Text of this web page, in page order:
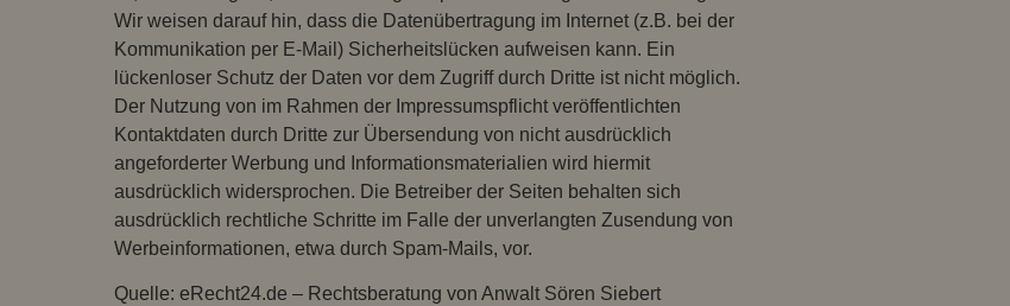
Wir weisen darauf hin, dass die Datenübertragung im Internet (z.B. bei der
Kommunikation per E-Mail) Sicherheitslücken aufweisen kann. Ein
lückenloser Schutz der Daten vor dem Zugriff durch Dritte ist nicht möglich.
Der Nutzung von im Rahmen der Impressumspflicht veröffentlichten
Kontaktdaten durch Dritte zur Übersendung von nicht ausdrücklich
angeforderter Werbung und Informationsmaterialien wird hiermit
ausdrücklich widersprochen. Die Betreiber der Seiten behalten sich
ausdrücklich rechtliche Schritte im Falle der unverlangten Zusendung von
Werbeinformationen, etwa durch Spam-Mails, vor.
Quelle: eRecht24.de – Rechtsberatung von Anwalt Sören Siebert